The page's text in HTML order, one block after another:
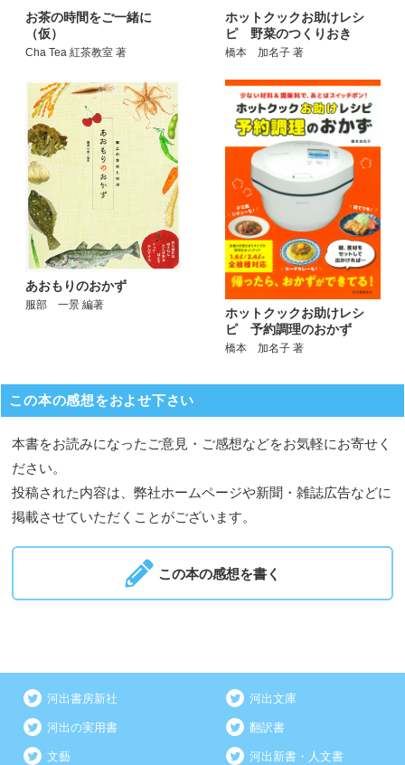
お茶の時間をご一緒に
（仮）
Cha Tea 紅茶教室 著
ホットクックお助けレシ
ピ 野菜のつくりおき
橋本 加名子 著
あおもりのおかず
服部 一景 編著
ホットクックお助けレシ
ピ 予約調理のおかず
橋本 加名子 著
この本の感想をおよせ下さい
本書をお読みになったご意見・ご感想などをお気軽にお寄せく
ださい。
投稿された内容は、弊社ホームページや新聞・雑誌広告などに
掲載させていただくことがございます。
この本の感想を書く
河出書房新社 河出文庫
河出の実用書 翻訳書
文藝 河出新書・人文書